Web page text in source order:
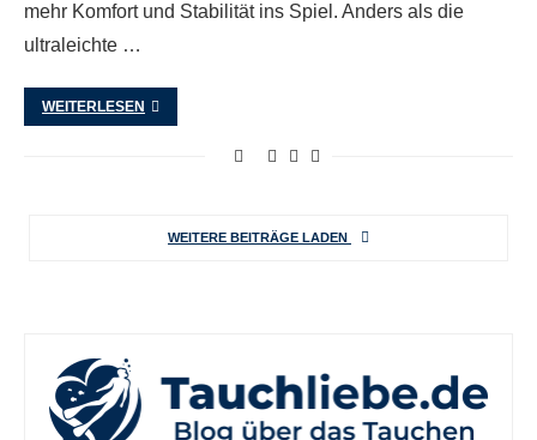
mehr Komfort und Stabilität ins Spiel. Anders als die
ultraleichte …
WEITERLESEN
WEITERE BEITRÄGE LADEN